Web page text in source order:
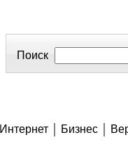
Поиск
Интернет Бизнес